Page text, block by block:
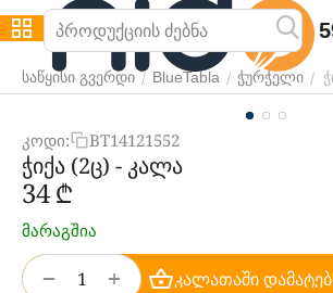
საწყისი გვერდი / BlueTabla / ჭურჭელი /
კოდი: BT14121552
ჭიქა (2ც) - კალა
‍34‍₾
მარაგშია
+
− კალათაში